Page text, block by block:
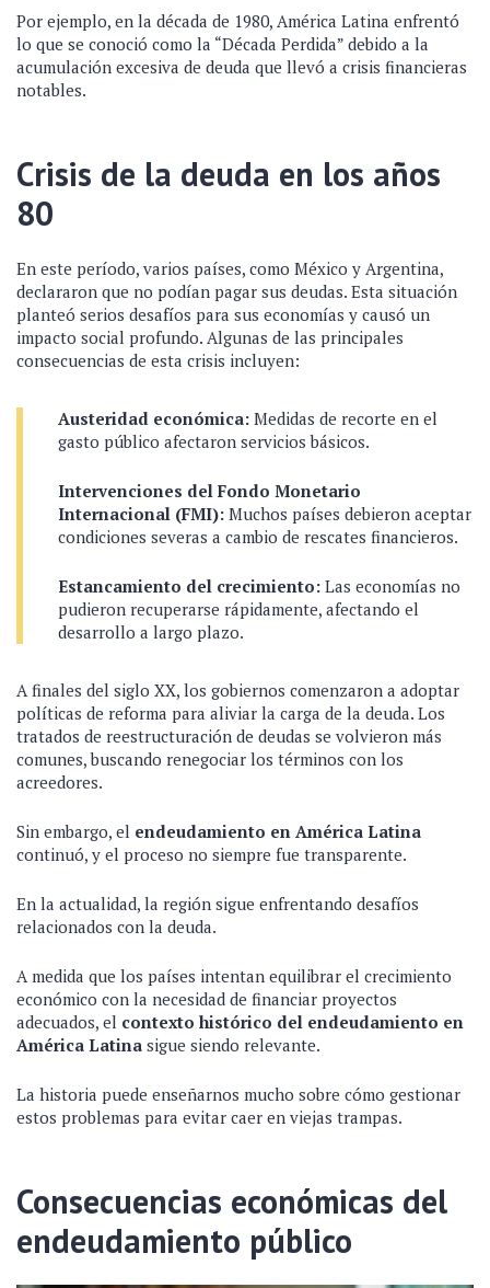
Por ejemplo, en la década de 1980, América Latina enfrentó
lo que se conoció como la “Década Perdida” debido a la
acumulación excesiva de deuda que llevó a crisis financieras
notables.
Crisis de la deuda en los años
80
En este período, varios países, como México y Argentina,
declararon que no podían pagar sus deudas. Esta situación
planteó serios desafíos para sus economías y causó un
impacto social profundo. Algunas de las principales
consecuencias de esta crisis incluyen:
Austeridad económica: Medidas de recorte en el
gasto público afectaron servicios básicos.
Intervenciones del Fondo Monetario
Internacional (FMI): Muchos países debieron aceptar
condiciones severas a cambio de rescates financieros.
Estancamiento del crecimiento: Las economías no
pudieron recuperarse rápidamente, afectando el
desarrollo a largo plazo.
A finales del siglo XX, los gobiernos comenzaron a adoptar
políticas de reforma para aliviar la carga de la deuda. Los
tratados de reestructuración de deudas se volvieron más
comunes, buscando renegociar los términos con los
acreedores.
Sin embargo, el endeudamiento en América Latina
continuó, y el proceso no siempre fue transparente.
En la actualidad, la región sigue enfrentando desafíos
relacionados con la deuda.
A medida que los países intentan equilibrar el crecimiento
económico con la necesidad de financiar proyectos
adecuados, el contexto histórico del endeudamiento en
América Latina sigue siendo relevante.
La historia puede enseñarnos mucho sobre cómo gestionar
estos problemas para evitar caer en viejas trampas.
Consecuencias económicas del
endeudamiento público